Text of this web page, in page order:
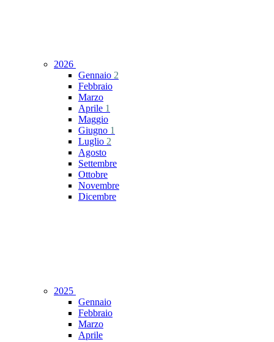
2026
Gennaio 2
Febbraio
Marzo
Aprile 1
Maggio
Giugno 1
Luglio 2
Agosto
Settembre
Ottobre
Novembre
Dicembre
2025
Gennaio
Febbraio
Marzo
Aprile